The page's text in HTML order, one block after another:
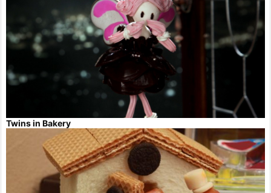
Twins in Bakery